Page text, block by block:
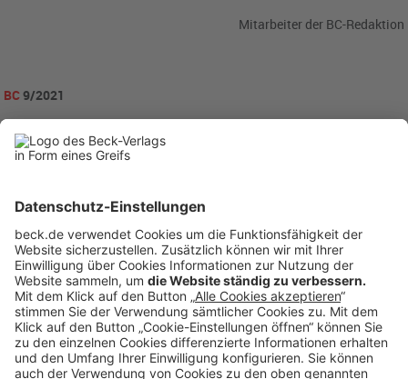
Mitarbeiter der BC-Redaktion
BC9/2021
becklink441371
Anzeigen